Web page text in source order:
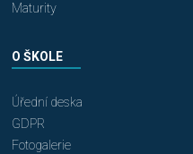
Maturity
O ŠKOLE
Úřední deska
GDPR
Fotogalerie